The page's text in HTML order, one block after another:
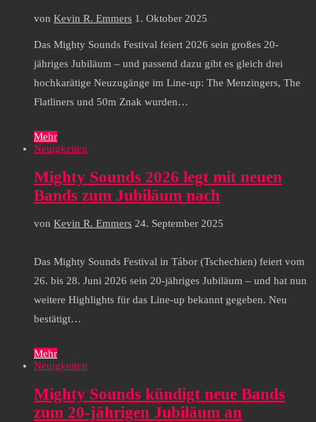
von Kevin R. Emmers 1. Oktober 2025
Das Mighty Sounds Festival feiert 2026 sein großes 20-
jähriges Jubiläum – und passend dazu gibt es gleich drei
hochkarätige Neuzugänge im Line-up: The Menzingers, The
Flatliners und 50m Znak wurden…
Mehr
Neuigkeiten
Mighty Sounds 2026 legt mit neuen
Bands zum Jubiläum nach
von Kevin R. Emmers 24. September 2025
Das Mighty Sounds Festival in Tábor (Tschechien) feiert vom
26. bis 28. Juni 2026 sein 20-jähriges Jubiläum – und hat nun
weitere Highlights für das Line-up bekannt gegeben. Neu
bestätigt…
Mehr
Neuigkeiten
Mighty Sounds kündigt neue Bands
zum 20-jährigen Jubiläum an